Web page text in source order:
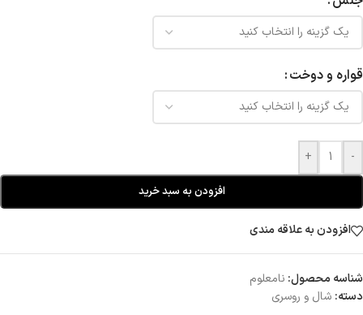
قواره و دوخت
-
+
افزودن به سبد خرید
افزودن به علاقه مندی
شناسه محصول: نامعلوم
دسته: شال و روسری